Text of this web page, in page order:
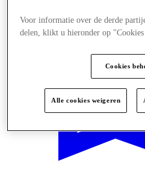
Voor informatie over de derde
delen, klikt u hieronder op "Cookies
Cookies
Alle cookies weigeren